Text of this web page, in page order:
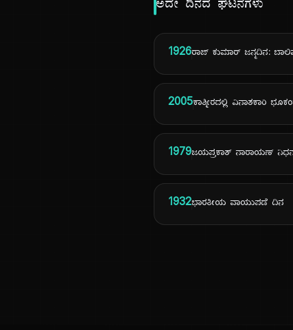
ಅದೇ ದಿನದ ಘಟನೆಗಳು
1926ರಾಜ್ ಕುಮಾರ್ ಜನ್ಮದಿನ:
2005ಕಾಶ್ಮೀರದಲ್ಲಿ ವಿನಾಶಕಾರಿ
1979ಜಯಪ್ರಕಾಶ್ ನಾರಾಯಣ್
1932ಭಾರತೀಯ ವಾಯುಪಡೆ ದಿನ